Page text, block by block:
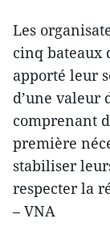
Les
cinq bateaux
apporté leur
d’une valeur
comprenant
première
stabiliser
respecter la
– VNA